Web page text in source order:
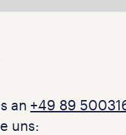
an +49 89
uns: